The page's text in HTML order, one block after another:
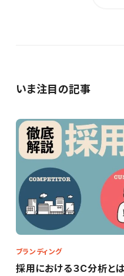
いま注目の記事
ブランディング
採用における３C分析と